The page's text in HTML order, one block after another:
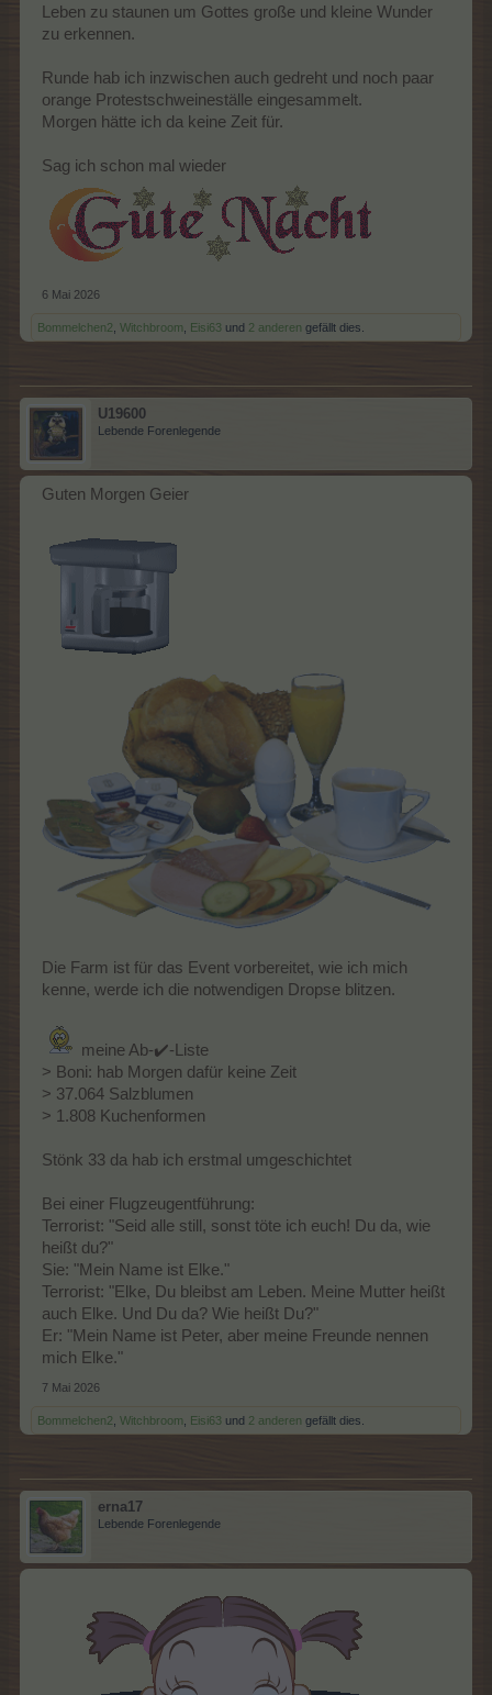
Leben zu staunen um Gottes große und kleine Wunder
zu erkennen.
Runde hab ich inzwischen auch gedreht und noch paar
orange Protestschweineställe eingesammelt.
Morgen hätte ich da keine Zeit für.
Sag ich schon mal wieder
6 Mai 2026
Bommelchen2 Witchbroom Eisi63 und 2 anderen gefällt dies.
U19600
Lebende Forenlegende
Guten Morgen Geier
Die Farm ist für das Event vorbereitet, wie ich mich
kenne, werde ich die notwendigen Dropse blitzen.
meine Ab-✔️-Liste
> Boni: hab Morgen dafür keine Zeit
> 37.064 Salzblumen
> 1.808 Kuchenformen
Stönk 33 da hab ich erstmal umgeschichtet
Bei einer Flugzeugentführung:
Terrorist: "Seid alle still, sonst töte ich euch! Du da, wie
heißt du?"
Sie: "Mein Name ist Elke."
Terrorist: "Elke, Du bleibst am Leben. Meine Mutter heißt
auch Elke. Und Du da? Wie heißt Du?"
Er: "Mein Name ist Peter, aber meine Freunde nennen
mich Elke."
7 Mai 2026
Bommelchen2 Witchbroom Eisi63 und 2 anderen gefällt dies.
erna17
Lebende Forenlegende